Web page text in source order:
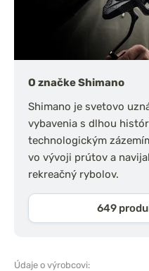
O značke Shimano
Shimano je svetovo
vybavenia s dlhou
technologickým
vo vývoji prútov a
rekreačný rybolov.
649
Údaje o výrobcovi: